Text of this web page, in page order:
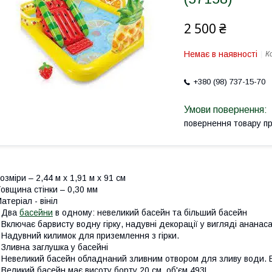
2 500 ₴
Немає в наявності
+380 (98) 737-15-70
повернення товару
– 2,44 м х 1,91 м х 91 см
стінки – 0,30 мм
- вініл
Двабасейни в одному: невеликий басейн та більший басейн
Включає барвисту водну гірку, надувні декорації у вигляді
Надувний килимок для приземлення з гірки.
Зливна заглушка у басейні
Невеликий басейн обладнаний зливним отвором для зливу води.